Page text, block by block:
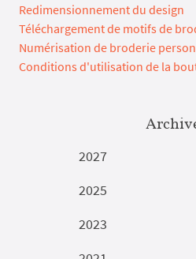
Redimensionnement du design
Téléchargement de motifs de
Numérisation de broderie
Conditions d'utilisation de la
2027
2025
2023